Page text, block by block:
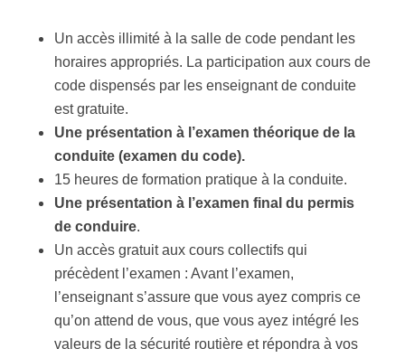
Un accès illimité à la salle de code pendant les
horaires appropriés. La participation aux cours de
code dispensés par les enseignant de conduite
est gratuite.
Une présentation à l’examen théorique de la
conduite (examen du code).
15 heures de formation pratique à la conduite.
Une présentation à l’examen final du permis
de conduire.
Un accès gratuit aux cours collectifs qui
précèdent l’examen : Avant l’examen,
l’enseignant s’assure que vous ayez compris ce
qu’on attend de vous, que vous ayez intégré les
valeurs de la sécurité routière et répondra à vos